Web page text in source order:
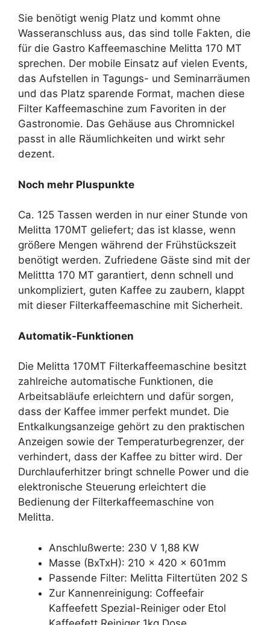
Sie benötigt wenig Platz und kommt ohne
Wasseranschluss aus, das sind tolle Fakten, die
für die Gastro Kaffeemaschine Melitta 170 MT
sprechen. Der mobile Einsatz auf vielen Events,
das Aufstellen in Tagungs- und Seminarräumen
und das Platz sparende Format, machen diese
Filter Kaffeemaschine zum Favoriten in der
Gastronomie. Das Gehäuse aus Chromnickel
passt in alle Räumlichkeiten und wirkt sehr
dezent.
Noch mehr Pluspunkte
Ca. 125 Tassen werden in nur einer Stunde von
Melitta 170MT geliefert; das ist klasse, wenn
größere Mengen während der Frühstückszeit
benötigt werden. Zufriedene Gäste sind mit der
Melittta 170 MT garantiert, denn schnell und
unkompliziert, guten Kaffee zu zaubern, klappt
mit dieser Filterkaffeemaschine mit Sicherheit.
Automatik-Funktionen
Die Melitta 170MT Filterkaffeemaschine besitzt
zahlreiche automatische Funktionen, die
Arbeitsabläufe erleichtern und dafür sorgen,
dass der Kaffee immer perfekt mundet. Die
Entkalkungsanzeige gehört zu den praktischen
Anzeigen sowie der Temperaturbegrenzer, der
verhindert, dass der Kaffee zu bitter wird. Der
Durchlauferhitzer bringt schnelle Power und die
elektronische Steuerung erleichtert die
Bedienung der Filterkaffeemaschine von
Melitta.
Anschlußwerte: 230 V 1,88 KW
Masse (BxTxH): 210 x 420 x 601mm
Passende Filter: Melitta Filtertüten 202 S
Zur Kannenreinigung: Coffeefair
Kaffeefett Spezial-Reiniger oder Etol